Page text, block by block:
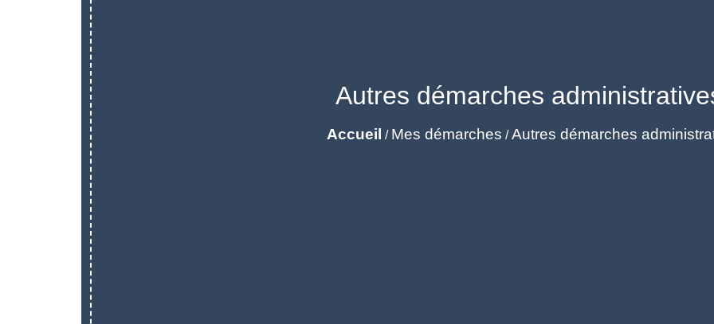
Autres démarches
Accueil / Mes démarches /Autres démarches